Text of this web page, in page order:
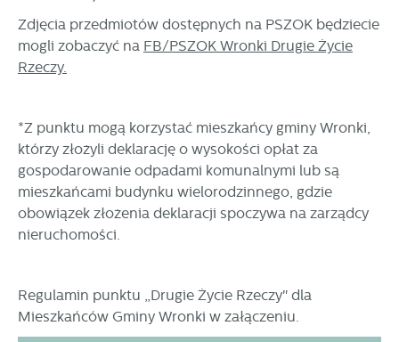
Zdjęcia przedmiotów dostępnych na PSZOK będziecie
mogli zobaczyć na FB/PSZOK Wronki Drugie Życie
Rzeczy.
*Z punktu mogą korzystać mieszkańcy gminy Wronki,
którzy złożyli deklarację o wysokości opłat za
gospodarowanie odpadami komunalnymi lub są
mieszkańcami budynku wielorodzinnego, gdzie
obowiązek złożenia deklaracji spoczywa na zarządcy
nieruchomości.
Regulamin punktu „Drugie Życie Rzeczy" dla
Mieszkańców Gminy Wronki w załączeniu.